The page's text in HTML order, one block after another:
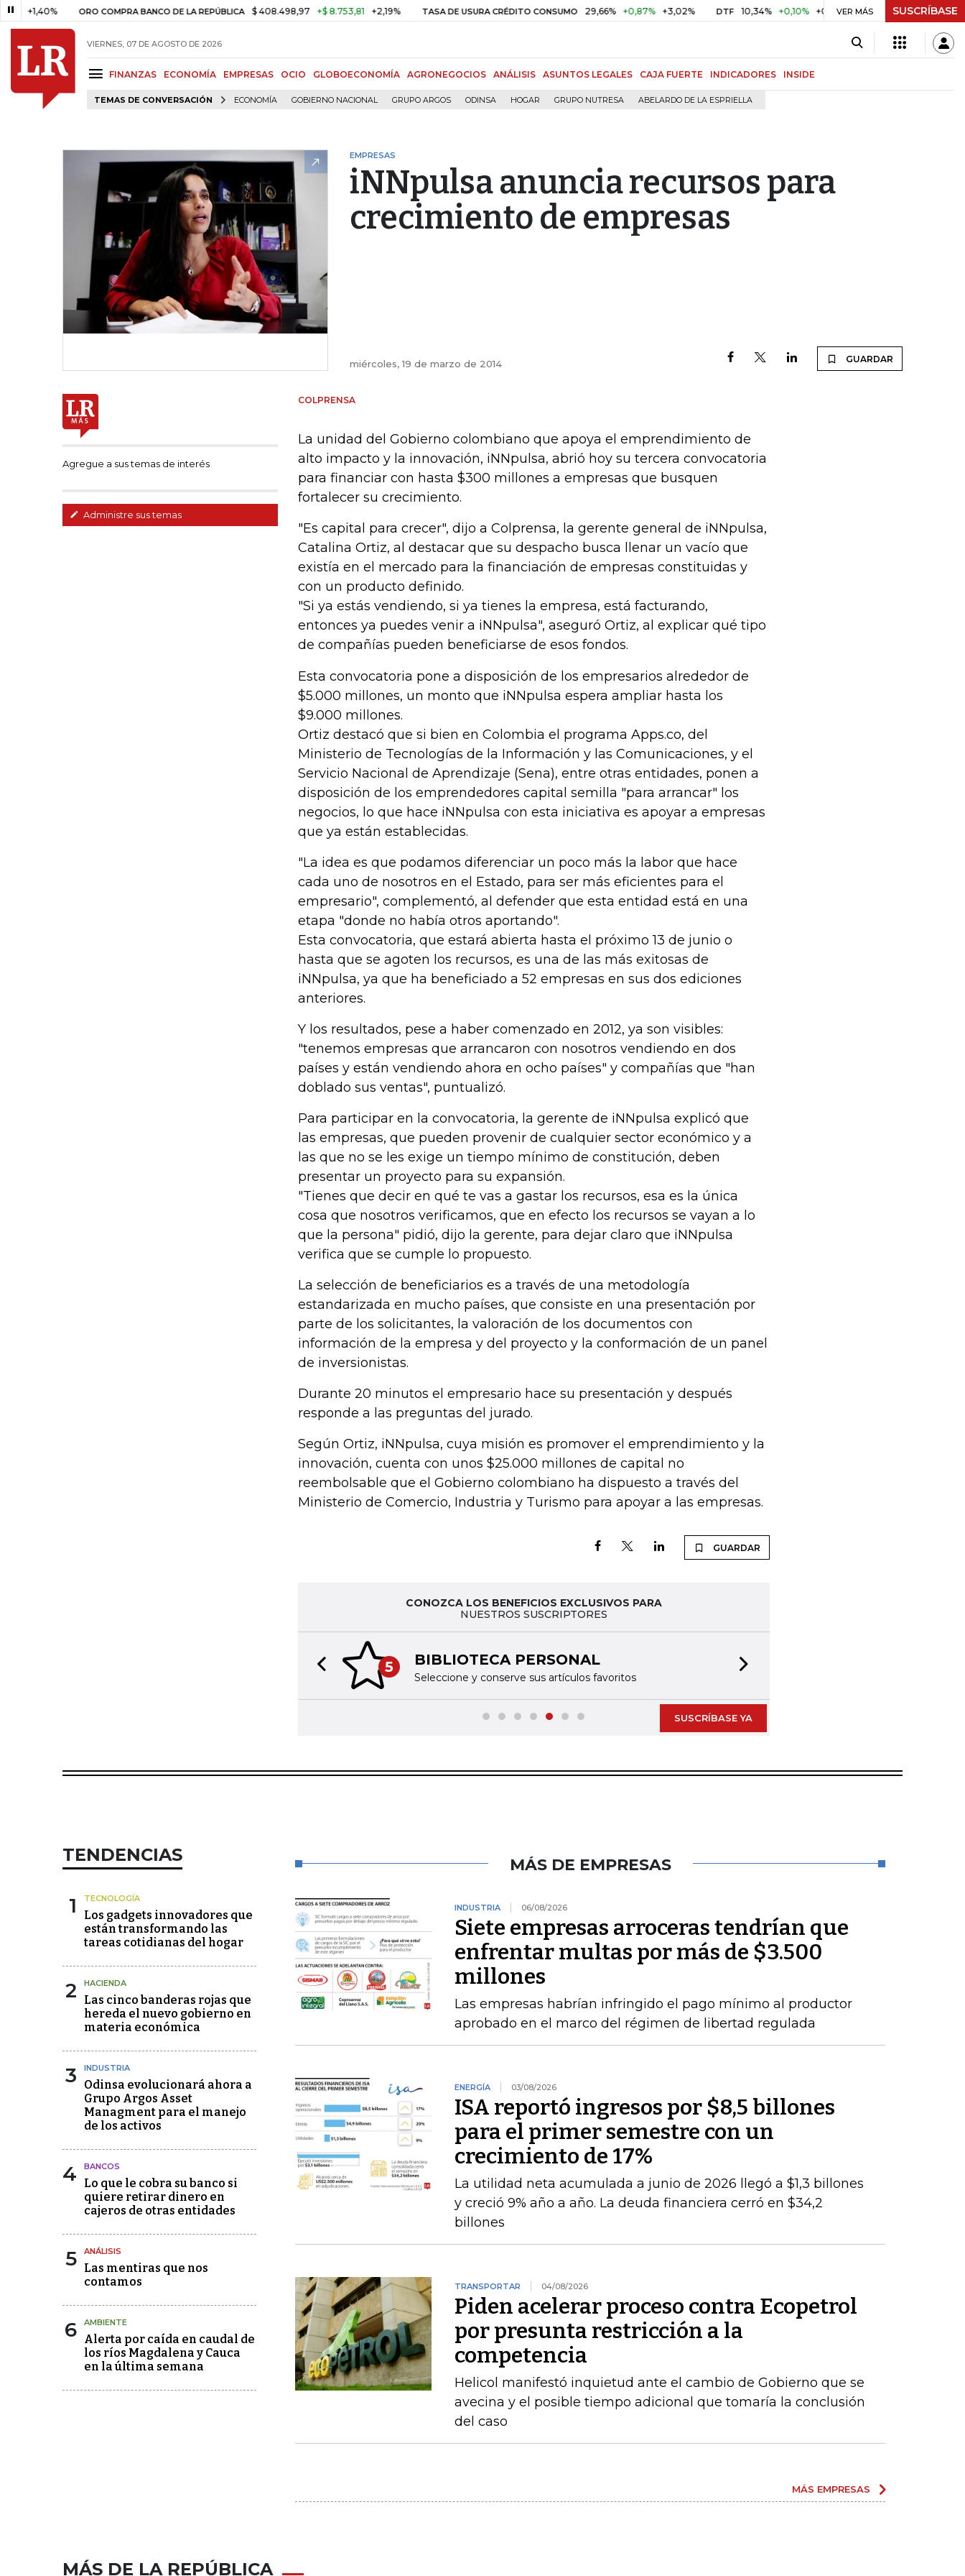
ORO COMPRA BANCO DE LA REPÚBLICA $ 408.498,97 +$ 8.753,81 +2,19% TASA DE USURA CRÉDITO CONSUMO 29,66% +0,87% +3,02% DTF 10,34% +0,10% +0,98% UVR $ 416,91 +$ 0,05 +0,01%
VER MÁS SUSCRÍBASE
VIERNES, 07 DE AGOSTO DE 2026
FINANZAS ECONOMÍA EMPRESAS OCIO GLOBOECONOMÍA AGRONEGOCIOS ANÁLISIS ASUNTOS LEGALES CAJA FUERTE INDICADORES INSIDE
TEMAS DE CONVERSACIÓN ECONOMÍA GOBIERNO NACIONAL GRUPO ARGOS ODINSA HOGAR GRUPO NUTRESA ABELARDO DE LA ESPRIELLA
EMPRESAS
iNNpulsa anuncia recursos para
crecimiento de empresas
miércoles, 19 de marzo de 2014 GUARDAR
Agregue a sus temas de interés
Administre sus temas
COLPRENSA
La unidad del Gobierno colombiano que apoya el emprendimiento de
alto impacto y la innovación, iNNpulsa, abrió hoy su tercera convocatoria
para financiar con hasta $300 millones a empresas que busquen
fortalecer su crecimiento.
"Es capital para crecer", dijo a Colprensa, la gerente general de iNNpulsa,
Catalina Ortiz, al destacar que su despacho busca llenar un vacío que
existía en el mercado para la financiación de empresas constituidas y
con un producto definido.
"Si ya estás vendiendo, si ya tienes la empresa, está facturando,
entonces ya puedes venir a iNNpulsa", aseguró Ortiz, al explicar qué tipo
de compañías pueden beneficiarse de esos fondos.
Esta convocatoria pone a disposición de los empresarios alrededor de
$5.000 millones, un monto que iNNpulsa espera ampliar hasta los
$9.000 millones.
Ortiz destacó que si bien en Colombia el programa Apps.co, del
Ministerio de Tecnologías de la Información y las Comunicaciones, y el
Servicio Nacional de Aprendizaje (Sena), entre otras entidades, ponen a
disposición de los emprendedores capital semilla "para arrancar" los
negocios, lo que hace iNNpulsa con esta iniciativa es apoyar a empresas
que ya están establecidas.
"La idea es que podamos diferenciar un poco más la labor que hace
cada uno de nosotros en el Estado, para ser más eficientes para el
empresario", complementó, al defender que esta entidad está en una
etapa "donde no había otros aportando".
Esta convocatoria, que estará abierta hasta el próximo 13 de junio o
hasta que se agoten los recursos, es una de las más exitosas de
iNNpulsa, ya que ha beneficiado a 52 empresas en sus dos ediciones
anteriores.
Y los resultados, pese a haber comenzado en 2012, ya son visibles:
"tenemos empresas que arrancaron con nosotros vendiendo en dos
países y están vendiendo ahora en ocho países" y compañías que "han
doblado sus ventas", puntualizó.
Para participar en la convocatoria, la gerente de iNNpulsa explicó que
las empresas, que pueden provenir de cualquier sector económico y a
las que no se les exige un tiempo mínimo de constitución, deben
presentar un proyecto para su expansión.
"Tienes que decir en qué te vas a gastar los recursos, esa es la única
cosa que nosotros verificamos, que en efecto los recursos se vayan a lo
que la persona" pidió, dijo la gerente, para dejar claro que iNNpulsa
verifica que se cumple lo propuesto.
La selección de beneficiarios es a través de una metodología
estandarizada en mucho países, que consiste en una presentación por
parte de los solicitantes, la valoración de los documentos con
información de la empresa y del proyecto y la conformación de un panel
de inversionistas.
Durante 20 minutos el empresario hace su presentación y después
responde a las preguntas del jurado.
Según Ortiz, iNNpulsa, cuya misión es promover el emprendimiento y la
innovación, cuenta con unos $25.000 millones de capital no
reembolsable que el Gobierno colombiano ha dispuesto a través del
Ministerio de Comercio, Industria y Turismo para apoyar a las empresas.
GUARDAR
CONOZCA LOS BENEFICIOS EXCLUSIVOS PARA
NUESTROS SUSCRIPTORES
5 BIBLIOTECA PERSONAL
Seleccione y conserve sus artículos favoritos
Previous slide
SUSCRÍBASE YA
TENDENCIAS
1 TECNOLOGÍA
Los gadgets innovadores que
están transformando las
tareas cotidianas del hogar
2 HACIENDA
Las cinco banderas rojas que
hereda el nuevo gobierno en
materia económica
3 INDUSTRIA
Odinsa evolucionará ahora a
Grupo Argos Asset
Managment para el manejo
de los activos
4 BANCOS
Lo que le cobra su banco si
quiere retirar dinero en
cajeros de otras entidades
5 ANÁLISIS
Las mentiras que nos
contamos
6 AMBIENTE
Alerta por caída en caudal de
los ríos Magdalena y Cauca
en la última semana
MÁS DE EMPRESAS
INDUSTRIA 06/08/2026
Siete empresas arroceras tendrían que
enfrentar multas por más de $3.500
millones
Las empresas habrían infringido el pago mínimo al productor
aprobado en el marco del régimen de libertad regulada
ENERGÍA 03/08/2026
ISA reportó ingresos por $8,5 billones
para el primer semestre con un
crecimiento de 17%
La utilidad neta acumulada a junio de 2026 llegó a $1,3 billones
y creció 9% año a año. La deuda financiera cerró en $34,2
billones
TRANSPORTAR 04/08/2026
Piden acelerar proceso contra Ecopetrol
por presunta restricción a la
competencia
Helicol manifestó inquietud ante el cambio de Gobierno que se
avecina y el posible tiempo adicional que tomaría la conclusión
del caso
MÁS EMPRESAS
MÁS DE LA REPÚBLICA